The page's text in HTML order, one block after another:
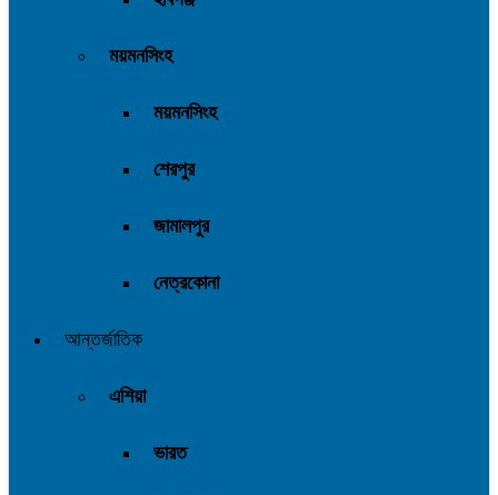
ময়মনসিংহ
ময়মনসিংহ
শেরপুর
জামালপুর
নেত্রকোনা
আন্তর্জাতিক
এশিয়া
ভারত